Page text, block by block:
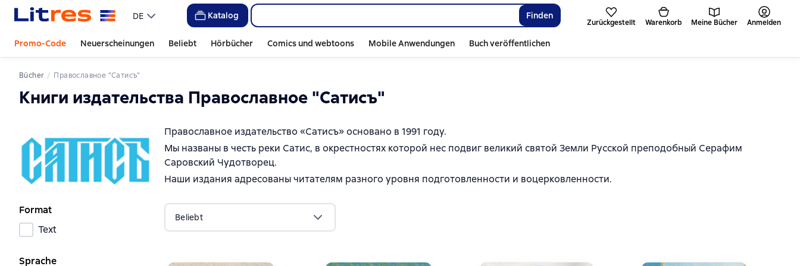
DE Katalog Finden
Zurückgestellt Warenkorb Meine Bücher Anmelden
Promo-Code Neuerscheinungen Beliebt Hörbücher Comics und webtoons Mobile Anwendungen Buch veröffentlichen
Bücher Православное "Сатисъ"
Книги издательства Православное "Сатисъ"
Православное издательство «Сатисъ» основано в 1991 году.
Мы названы в честь реки Сатис, в окрестностях которой нес подвиг великий святой Земли Русской преподобный Серафим
Саровский Чудотворец.
Наши издания адресованы читателям разного уровня подготовленности и воцерковленности.
Format
Text
Sprache
Beliebt